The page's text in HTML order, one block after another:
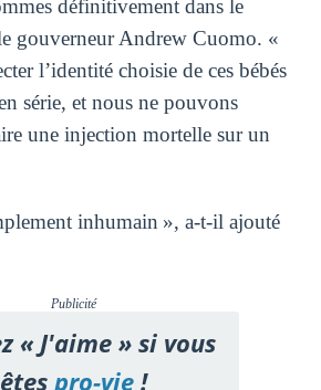
définitivement dans le
gouverneur Andrew Cuomo. «
l’identité choisie de ces bébés
série, et nous ne pouvons
une injection mortelle sur un
inhumain », a-t-il ajouté
Publicité
« J'aime » si vous
êtespro-vie!